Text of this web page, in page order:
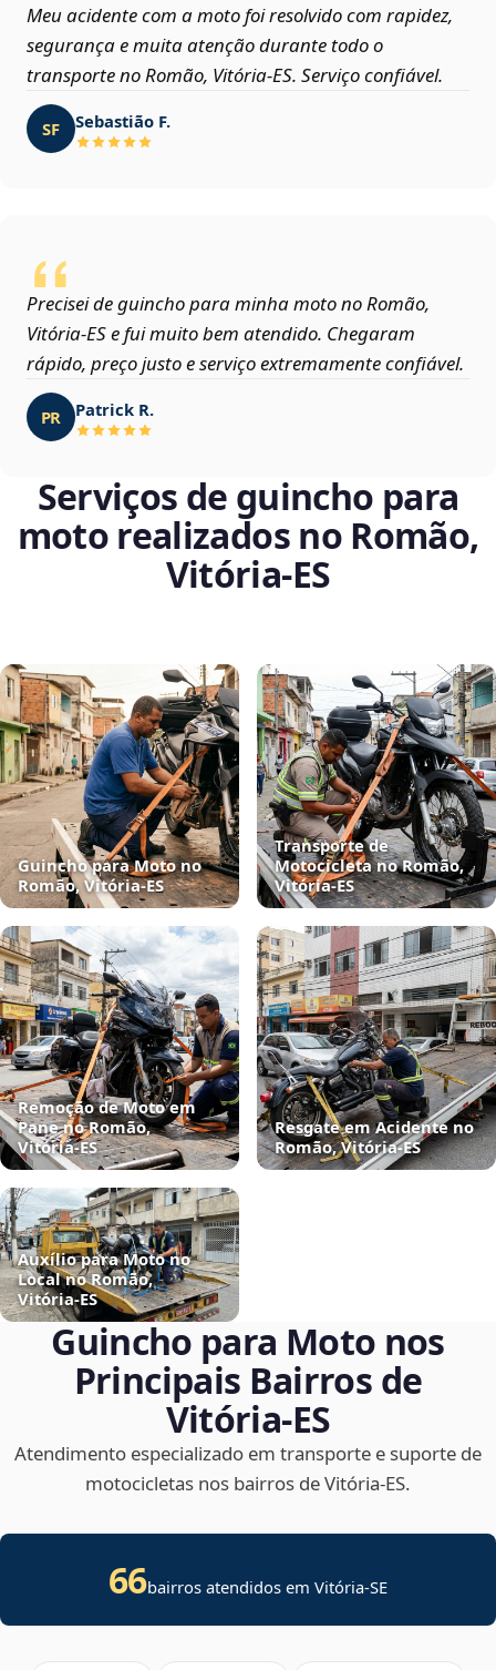
Meu acidente com a moto foi resolvido com rapidez,
segurança e muita atenção durante todo o
transporte no Romão, Vitória‑ES. Serviço confiável.
SF Sebastião F.
Precisei de guincho para minha moto no Romão,
Vitória‑ES e fui muito bem atendido. Chegaram
rápido, preço justo e serviço extremamente confiável.
PR Patrick R.
Serviços de guincho para
moto realizados no Romão,
Vitória‑ES
Guincho para Moto no
Romão, Vitória‑ES
Transporte de
Motocicleta no Romão,
Vitória‑ES
Remoção de Moto em
Pane no Romão,
Vitória‑ES
Resgate em Acidente no
Romão, Vitória‑ES
Auxílio para Moto no
Local no Romão,
Vitória‑ES
Guincho para Moto nos
Principais Bairros de
Vitória‑ES
Atendimento especializado em transporte e suporte de
motocicletas nos bairros de Vitória‑ES.
66bairros atendidos em Vitória-SE